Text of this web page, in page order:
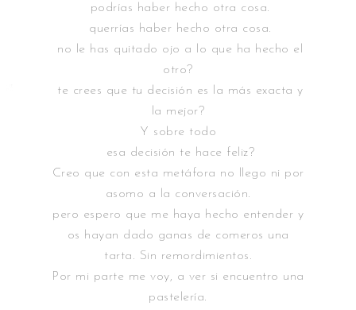
podrías haber hecho otra cosa.
querrías haber hecho otra cosa.
no le has quitado ojo a lo que ha hecho el
otro?
te crees que tu decisión es la más exacta y
la mejor?
Y sobre todo
esa decisión te hace feliz?
Creo que con esta metáfora no llego ni por
asomo a la conversación.
pero espero que me haya hecho entender y
os hayan dado ganas de comeros una
tarta. Sin remordimientos.
Por mi parte me voy, a ver si encuentro una
pastelería.